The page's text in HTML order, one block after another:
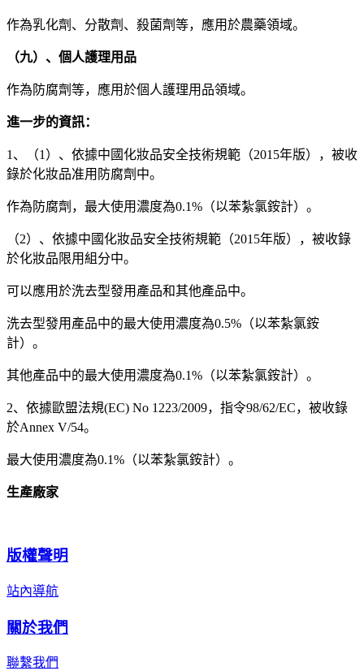
作為乳化劑、分散劑、殺菌劑等，應用於農藥領域。
（九）、個人護理用品
作為防腐劑等，應用於個人護理用品領域。
進一步的資訊：
1、（1）、依據中國化妝品安全技術規範（2015年版），被收
錄於化妝品准用防腐劑中。
作為防腐劑，最大使用濃度為0.1%（以苯紮氯銨計）。
（2）、依據中國化妝品安全技術規範（2015年版），被收錄
於化妝品限用組分中。
可以應用於洗去型發用產品和其他產品中。
洗去型發用產品中的最大使用濃度為0.5%（以苯紮氯銨
計）。
其他產品中的最大使用濃度為0.1%（以苯紮氯銨計）。
2、依據歐盟法規(EC) No 1223/2009，指令98/62/EC，被收錄
於Annex V/54。
最大使用濃度為0.1%（以苯紮氯銨計）。
生產廠家
版權聲明
站內導航
關於我們
聯繫我們